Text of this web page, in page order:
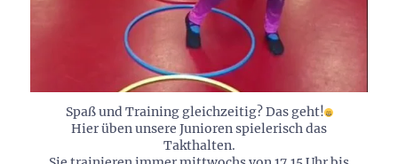
Spaß und Training gleichzeitig? Das geht!
Hier üben unsere Junioren spielerisch das
Takthalten.